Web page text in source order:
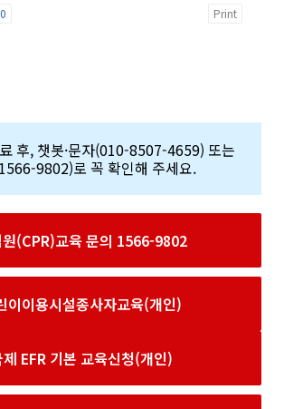
0 Print
후, 챗봇·문자(010-8507-4659) 또는
9802)로 꼭 확인해 주세요.
원(CPR)교육 문의 1566-9802
이이용시설종사자교육(개인)
EFR 기본 교육신청(개인)